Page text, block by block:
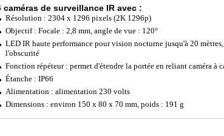
caméras de surveillance IR avec :
Résolution : 2304 x 1296 pixels (2K 1296p)
Objectif : Focale : 2,8 mm, angle de vue : 120°
LED IR haute performance pour vision nocturne jusqu'à 20
l'obscurité
Fonction répéteur : permet d'étendre la portée en reliant caméra à
Étanche : IP66
Alimentation : alimentation 230 volts
Dimensions : environ 150 x 80 x 70 mm, poids : 191 g